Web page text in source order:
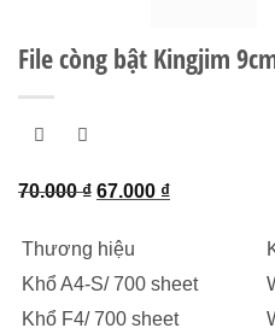
File còng bật Kingjim
70.000₫ Giá
là:
70.000 ₫.
67.000 ₫Giá
là:
67.000 ₫.
Thương hiệu
Khổ A4-S/ 700 sheet
Khổ F4/ 700 sheet